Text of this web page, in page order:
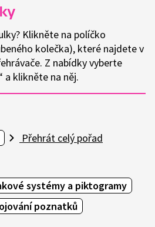
Klikněte na políčko
kolečka), které najdete v
Z nabídky vyberte
klikněte na něj.
Přehrát celý pořad
systémy a piktogramy
poznatků